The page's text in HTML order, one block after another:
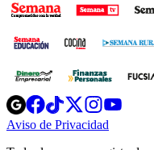
Opens
in
new
Opens
in
new
Opens
in
new
window
Opens
new
window
Aviso de Privacidad